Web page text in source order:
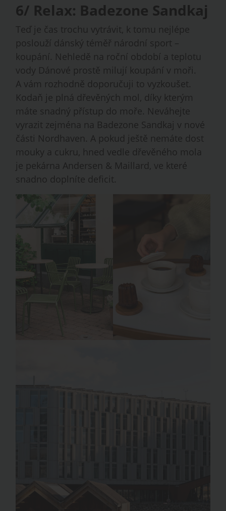
6/ Relax: Badezone Sandkaj
Teď je čas trochu vytrávit, k tomu nejlépe
poslouží dánský téměř národní sport –
koupání. Nehledě na roční období a teplotu
vody Dánové prostě milují koupání v moři.
A vám rozhodně doporučuji to vyzkoušet.
Kodaň je plná dřevěných mol, díky kterým
máte snadný přístup do moře. Neváhejte
vyrazit zejména na Badezone Sandkaj v nové
části Nordhaven. A pokud ještě nemáte dost
mouky a cukru, hned vedle dřevěného mola
je pekárna Andersen & Maillard, ve které
snadno doplníte deficit.